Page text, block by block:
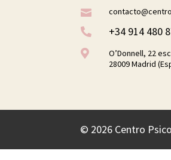


+34 914 480

O’Donnell, 22
28009 Madrid
© 2026 Centro